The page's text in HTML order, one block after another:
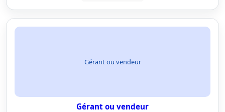
Gérant ou vendeur
Gérant ou vendeur